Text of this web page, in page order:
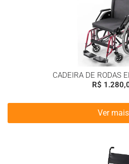
CADEIRA DE RODAS
R$
Ver mais